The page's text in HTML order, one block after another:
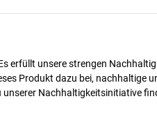
erfüllt unsere strengen
Produkt dazu bei, nachhaltige
Nachhaltigkeitsinitiative